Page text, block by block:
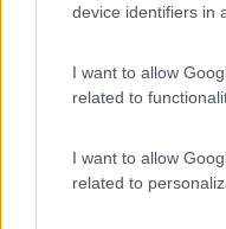
device identifiers in
I want to allow
related to
I want to allow
related to
Area di sosta (PS)
Area di sosta a
Dopo la stazione di